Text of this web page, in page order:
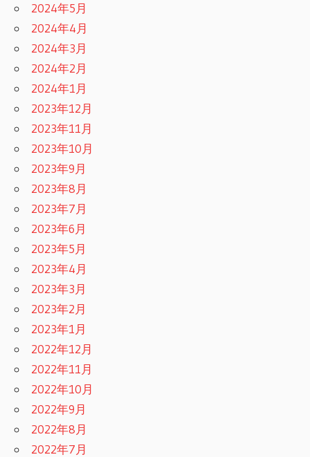
2024年5月
2024年4月
2024年3月
2024年2月
2024年1月
2023年12月
2023年11月
2023年10月
2023年9月
2023年8月
2023年7月
2023年6月
2023年5月
2023年4月
2023年3月
2023年2月
2023年1月
2022年12月
2022年11月
2022年10月
2022年9月
2022年8月
2022年7月